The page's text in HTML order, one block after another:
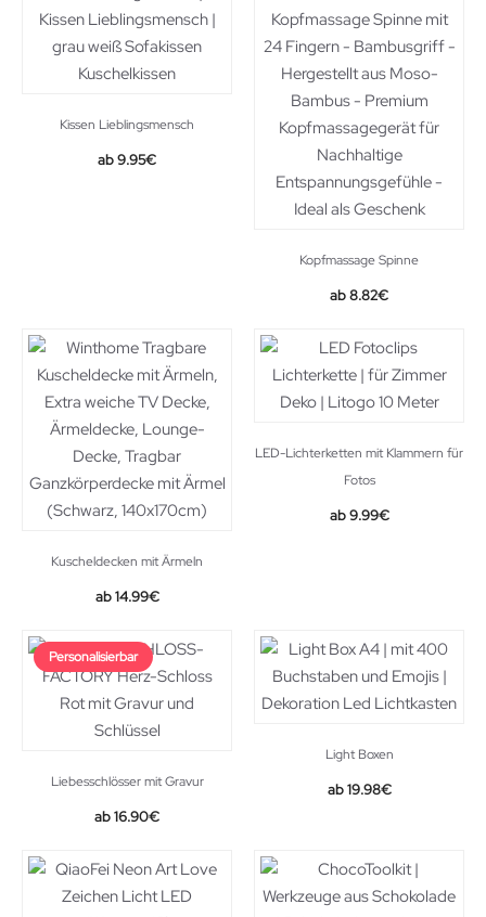
Kissen Lieblingsmensch
9.95€
Kopfmassage Spinne
Original
was:
8.82€Current
is:
8.82€.
Kuscheldecken mit Ärmeln
14.99€
LED-Lichterketten mit Klammern für
Fotos
Original
9.99€Current
Personalisierbar
Liebesschlösser mit Gravur
16.90€
Light Boxen
Original
19.98€Current